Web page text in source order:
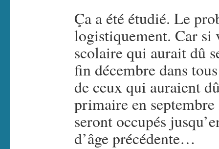
Ça a été étudié. Le
logistiquement. Car si
scolaire qui aurait dû
fin décembre dans
de ceux qui auraient
primaire en
seront occupés
d’âge précédente…